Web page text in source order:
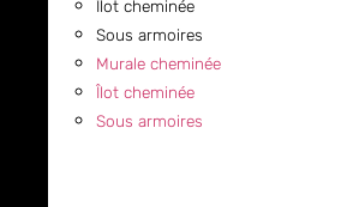
Îlot cheminée
Sous armoires
Murale cheminée
Îlot cheminée
Sous armoires